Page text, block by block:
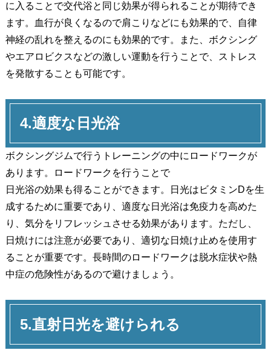
に入ることで交代浴と同じ効果が得られることが期待でき
ます。血行が良くなるので肩こりなどにも効果的で、自律
神経の乱れを整えるのにも効果的です。また、ボクシング
やエアロビクスなどの激しい運動を行うことで、ストレス
を発散することも可能です。
4.適度な日光浴
ボクシングジムで行うトレーニングの中にロードワークが
あります。ロードワークを行うことで
日光浴の効果も得ることができます。日光はビタミンDを生
成するために重要であり、適度な日光浴は免疫力を高めた
り、気分をリフレッシュさせる効果があります。ただし、
日焼けには注意が必要であり、適切な日焼け止めを使用す
ることが重要です。長時間のロードワークは脱水症状や熱
中症の危険性があるので避けましょう。
5.直射日光を避けられる